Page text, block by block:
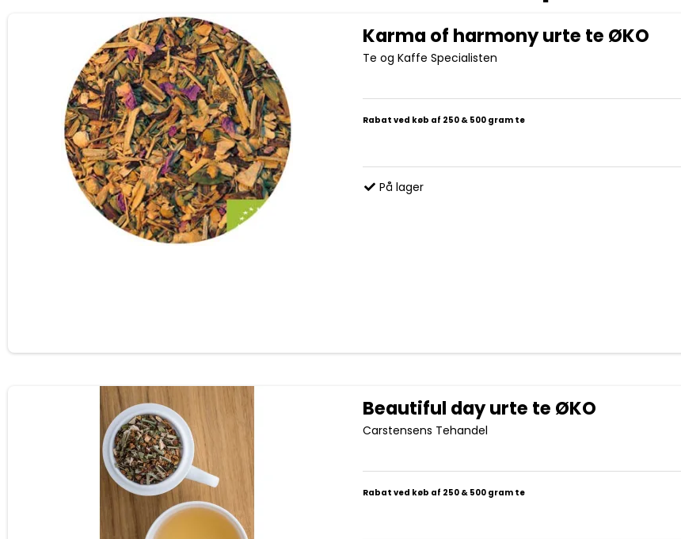
Karma of harmony urte te ØKO
Te og Kaffe Specialisten
Rabat ved køb af 250 & 500 gram te
På lager
Beautiful day urte te ØKO
Carstensens Tehandel
Rabat ved køb af 250 & 500 gram te